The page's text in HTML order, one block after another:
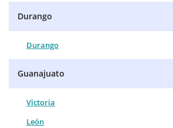
Durango
Durango
Guanajuato
Victoria
León